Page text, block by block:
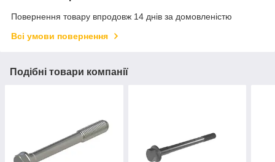
Повернення товару впродовж 14 днів за домовленістю
Всі умови повернення
Подібні товари компанії